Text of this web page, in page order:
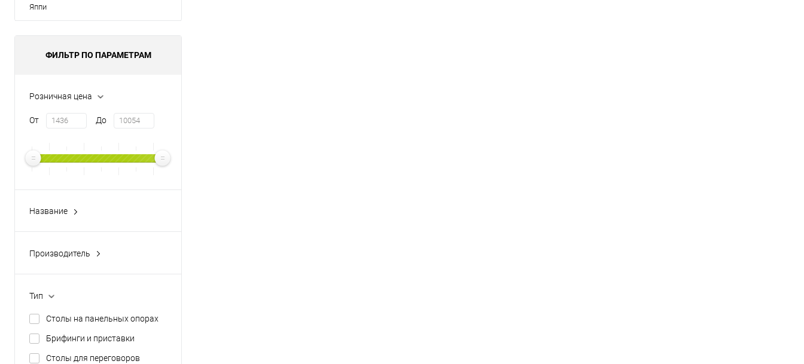
Яппи
ФИЛЬТР ПО ПАРАМЕТРАМ
Розничная цена
От До
Название
Производитель
Тип
Столы на панельных опорах
Брифинги и приставки
Столы для переговоров